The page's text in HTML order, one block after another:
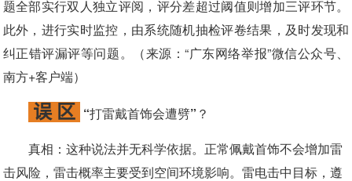
题全部实行双人独立评阅，评分差超过阈值则增加三评环节。
此外，进行实时监控，由系统随机抽检评卷结果，及时发现和
纠正错评漏评等问题。（来源：“广东网络举报”微信公众号、
南方+客户端）
误 区 “打雷戴首饰会遭劈”？
真相： 这种说法并无科学依据。 正常佩戴首饰不会增加雷
击风险，雷击概率主要受到空间环境影响。 雷电击中目标，遵